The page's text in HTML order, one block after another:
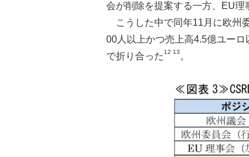
会が削除を提案する一方、EU理
こうした中で同年11月に欧州
00人以上かつ売上高4.5億ユー
で折り合った 12 13 。